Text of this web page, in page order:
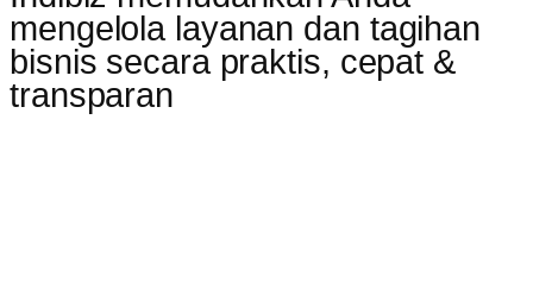
mengelola layanan dan tagihan
bisnis secara praktis, cepat &
transparan